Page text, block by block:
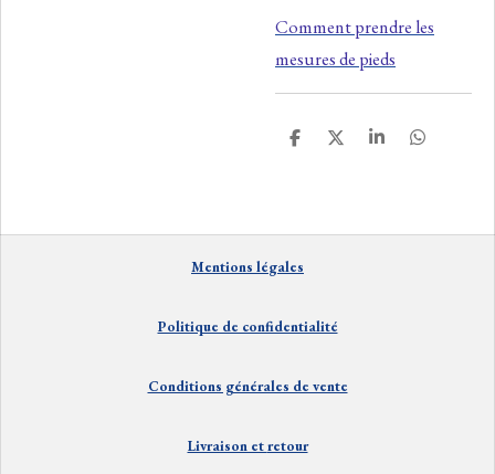
Comment prendre les
mesures de pieds
P
g
r
P
g
P
g
P
g
Mentions légales
Politique de confidentialité
Conditions générales de vente
Livraison etretour